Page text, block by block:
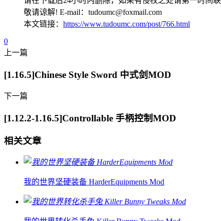
敬请谅解! E-mail：tudoumc@foxmail.com
本文链接： https://www.tudoumc.com/post/766.html
0
上一篇
[1.16.5]Chinese Style Sword 中式剑MOD
下一篇
[1.12.2-1.16.5]Controllable 手柄控制MOD
相关文章
我的世界坚硬装备 HarderEquipments Mod